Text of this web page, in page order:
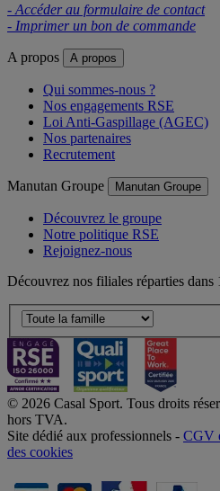
- Accéder au formulaire de contact
- Imprimer un bon de commande
A propos A propos
Qui sommes-nous ?
Nos engagements RSE
Loi Anti-Gaspillage (AGEC)
Nos partenaires
Recrutement
Manutan Groupe Manutan Groupe
Découvrez le groupe
Notre politique RSE
Rejoignez-nous
Découvrez nos filiales réparties dans
© 2026 Casal Sport. Tous droits
hors TVA.
Site dédié aux professionnels - CGV
des cookies